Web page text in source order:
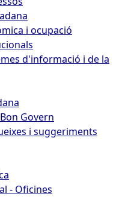
i ocupació
d'informació i de la
Govern
i suggeriments
- Oficines